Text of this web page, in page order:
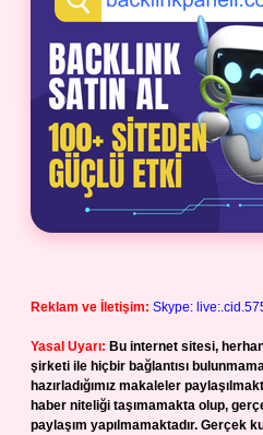
Reklam ve İletişim: Skype:
Yasal Uyarı: Bu internet sitesi,
şirketi ile hiçbir bağlantısı
hazırladığımız makaleler
haber niteliği taşımamakta olup,
paylaşım yapılmamaktadır. Gerçek